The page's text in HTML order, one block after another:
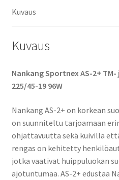
Kuvaus
Kuvaus
Nankang Sportnex AS-2+
225/45-19 96W
Nankang AS-2+ on korkean
on suunniteltu tarjoamaan
ohjattavuutta sekä kuivilla
rengas on kehitetty
jotka vaativat huippuluokan
ajotuntumaa. AS-2+ edustaa